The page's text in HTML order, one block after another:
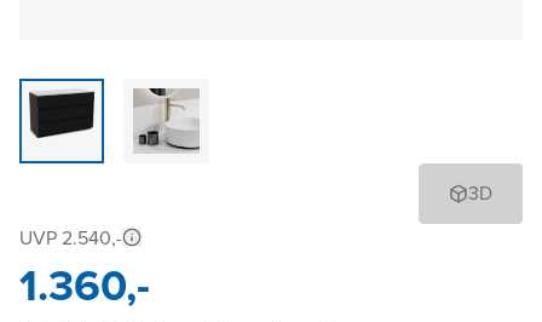
3D
UVP 2.540,-
1.360,-